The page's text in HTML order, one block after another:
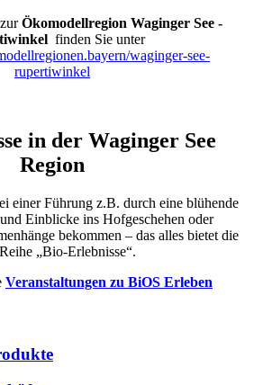
Ökomodellregion Waginger See -
finden Sie unter
waginger-see-
rupertiwinkel
in der Waginger See
Region
einer Führung z.B. durch eine blühende
Einblicke ins Hofgeschehen oder
bekommen – das alles bietet die
„Bio-Erlebnisse“.
Veranstaltungen zu BiOS Erleben